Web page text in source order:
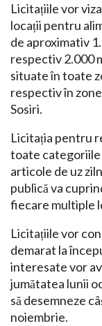
Licitațiile vor
locații pentru
de aproximativ
respectiv 2.000
situate în toate
respectiv în
Sosiri.
Licitația pentru
toate categoriile
articole de uz
publică va
fiecare multiple
Licitațiile vor
demarat la
interesate vor
jumătatea lunii
să desemneze
noiembrie.